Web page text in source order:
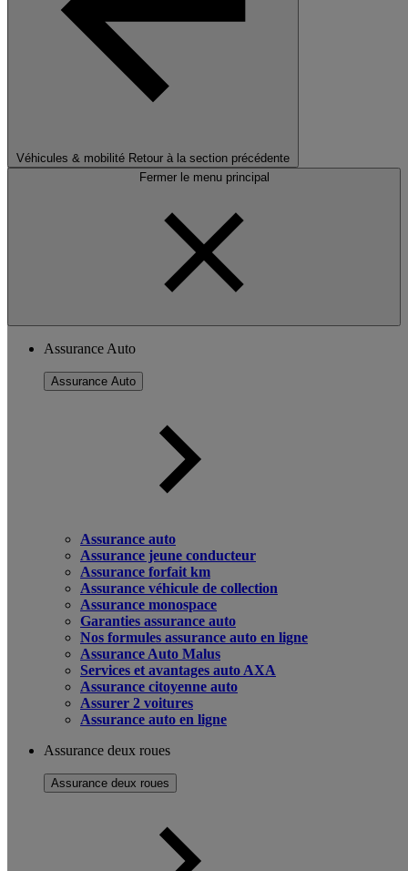
Véhicules & mobilité Retour à la section précédente
Fermer le menu principal
Assurance Auto
Assurance Auto
Assurance auto
Assurance jeune conducteur
Assurance forfait km
Assurance véhicule de collection
Assurance monospace
Garanties assurance auto
Nos formules assurance auto en ligne
Assurance Auto Malus
Services et avantages auto AXA
Assurance citoyenne auto
Assurer 2 voitures
Assurance auto en ligne
Assurance deux roues
Assurance deux roues